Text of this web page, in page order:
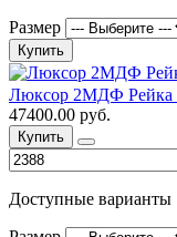
Размер
Купить
Люксор 2МДФ Рейка
47400.00 руб.
Купить
Доступные варианты